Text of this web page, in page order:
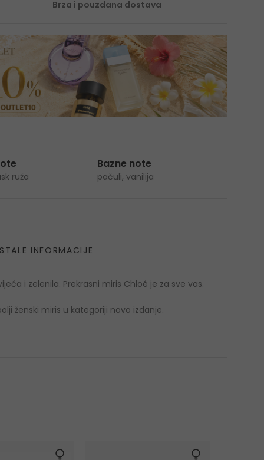
Brza i pouzdana dostava
ruža
Bazne note
pačuli, vanilija
i zelenila. Prekrasni miris Chloé je za sve vas.
ženski miris u kategoriji novo izdanje.
INFORMACIJE